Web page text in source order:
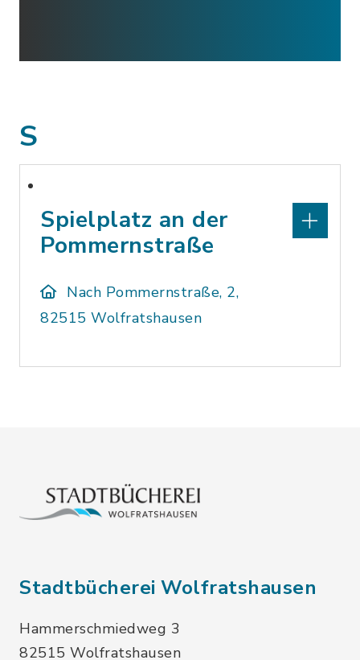
S
Spielplatz an der
Pommernstraße
Nach Pommernstraße, 2,
82515 Wolfratshausen
Stadtbücherei Wolfratshausen
Hammerschmiedweg 3
82515 Wolfratshausen